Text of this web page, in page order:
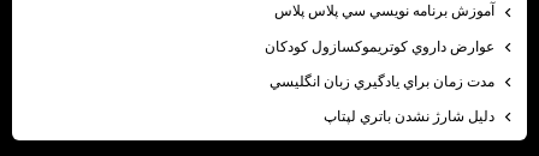
آموزش برنامه نويسي سي پلاس پلاس
عوارض داروي كوتريموكسازول كودكان
مدت زمان براي يادگيري زبان انگليسي
دليل شارژ نشدن باتري لپتاپ